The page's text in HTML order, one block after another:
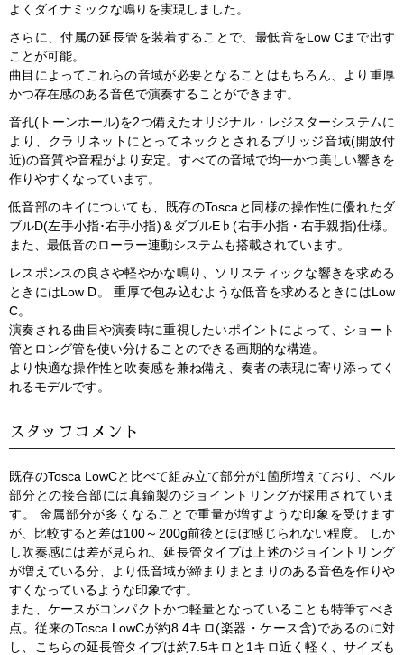
よくダイナミックな鳴りを実現しました。
さらに、付属の延長管を装着することで、最低音をLow Cまで出す
ことが可能。
曲目によってこれらの音域が必要となることはもちろん、より重厚
かつ存在感のある音色で演奏することができます。
音孔(トーンホール)を2つ備えたオリジナル・レジスターシステムに
より、クラリネットにとってネックとされるブリッジ音域(開放付
近)の音質や音程がより安定。すべての音域で均一かつ美しい響きを
作りやすくなっています。
低音部のキイについても、既存のToscaと同様の操作性に優れたダ
ブルD(左手小指･右手小指)＆ダブルE♭(右手小指・右手親指)仕様。
また、最低音のローラー連動システムも搭載されています。
レスポンスの良さや軽やかな鳴り、ソリスティックな響きを求める
ときにはLow D。 重厚で包み込むような低音を求めるときにはLow
C。
演奏される曲目や演奏時に重視したいポイントによって、ショート
管とロング管を使い分けることのできる画期的な構造。
より快適な操作性と吹奏感を兼ね備え、奏者の表現に寄り添ってく
れるモデルです。
スタッフコメント
既存のTosca LowCと比べて組み立て部分が1箇所増えており、ベル
部分との接合部には真鍮製のジョイントリングが採用されていま
す。 金属部分が多くなることで重量が増すような印象を受けます
が、比較すると差は100～200g前後とほぼ感じられない程度。 しか
し吹奏感には差が見られ、延長管タイプは上述のジョイントリング
が増えている分、より低音域が締まりまとまりのある音色を作りや
すくなっているような印象です。
また、ケースがコンパクトかつ軽量となっていることも特筆すべき
点。従来のTosca LowCが約8.4キロ(楽器・ケース含)であるのに対
し、こちらの延長管タイプは約7.5キロと1キロ近く軽く、サイズも